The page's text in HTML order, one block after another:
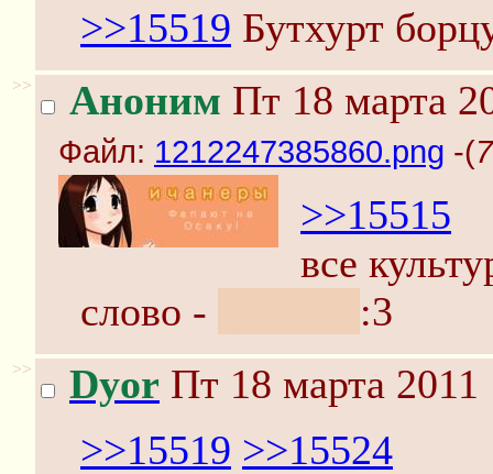
>>15519 Бутхурт
>> Аноним Пт 18 марта
Файл: 1212247385860.png -(
>>15515
все
слово -
:3
>> Dyor Пт 18 марта 2011
>>15519 >>15524